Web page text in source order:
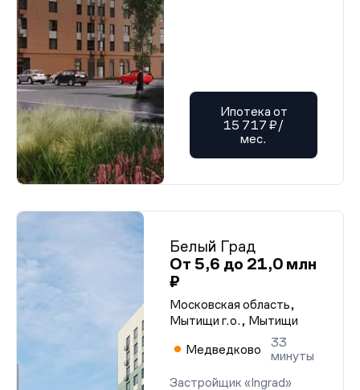
Ипотека от
15 717 ₽/
мес.
Белый Град
От 5,6 до 21,0 млн
₽
Московская область,
Мытищи г.о., Мытищи
Медведково
33
минуты
Застройщик «Ingrad»